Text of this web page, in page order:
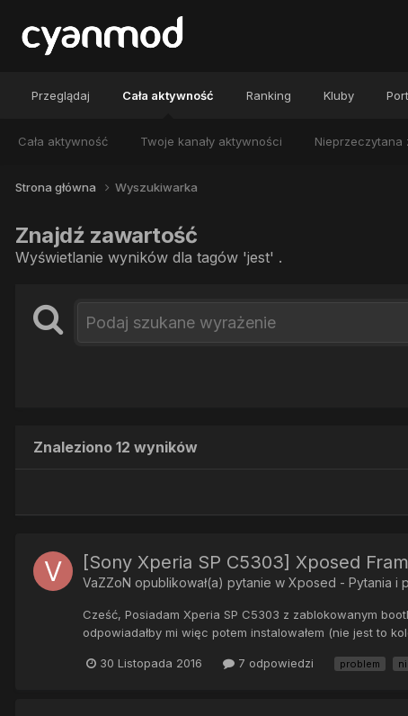
Przeglądaj Cała aktywność
Cała aktywność Twoje kanały aktywności Nieprzeczytana
Ranking Kluby
Strona główna Wyszukiwarka
Znajdź zawartość
Wyświetlanie wyników dla tagów 'jest' .
Znaleziono 12 wyników
[Sony Xperia SP C5303] Xposed
VaZZoN opublikował(a) pytanie w Xposed - Pytania i
Cześć, Posiadam Xperia SP C5303 z zablokowanym
odpowiadałby mi więc potem instalowałem (nie jest to
30 Listopada 2016 7 odpowiedzi problem